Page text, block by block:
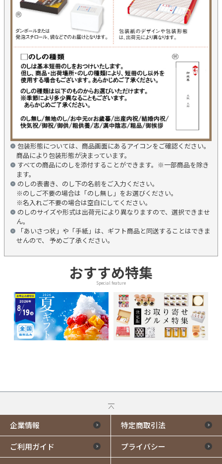
包装形態については、商品画面にあるアイコンをご確認ください。
商品により包装形態が決まっています。
すべての商品にのしを添付することができます。※一部商品を除き
ます。
のしの表書き、のし下の名前をご入力ください。
※のしご不要の場合は「のし無し」をお選びください。
※名入れご不要の場合は空白にしてください。
のしのサイズや形式は出荷元により異なりますので、選択できませ
ん。
「あいさつ状」や「手紙」は、ギフト商品と同送することはできま
せんので、 予めご了承ください。
おすすめ特集
Special feature
企業情報 特定商取引法
ご利用ガイド プライバシー